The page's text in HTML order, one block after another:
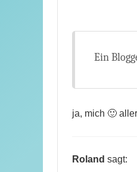
Ein
ja, mich 🙂
Roland sagt: